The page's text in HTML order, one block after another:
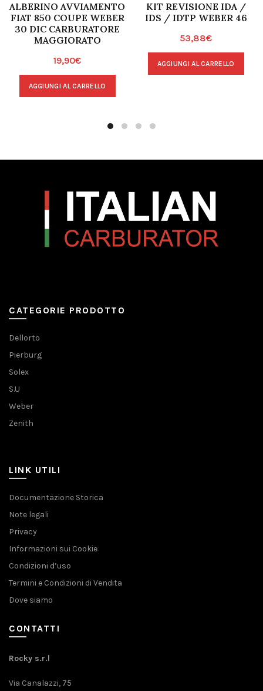
ALBERINO AVVIAMENTO
FIAT 850 COUPE WEBER
30 DIC CARBURATORE
MAGGIORATO
19,90€
AGGIUNGI AL CARRELLO
KIT REVISIONE IDA /
IDS / IDTP WEBER 46
53,88€
AGGIUNGI AL CARRELLO
CATEGORIE PRODOTTO
Dellorto
Pierburg
Solex
S.U
Weber
Zenith
LINK UTILI
Documentazione Storica
Note legali
Privacy
Informazioni sui Cookie
Condizioni d’uso
Termini e Condizioni di Vendita
Dove siamo
CONTATTI
Rocky s.r.l
Via Canalazzi, 75